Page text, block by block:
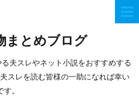
まとめブログ
夫スレやネット小説をおすすめする
スレを読む皆様の一助になれば幸い
す。